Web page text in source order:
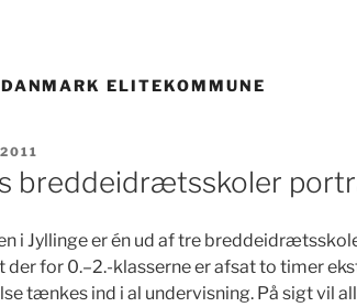
ELITEKOMMUNE
breddeidrætsskoler
i Jyllinge er én ud af tre
der for 0.–2.-klasserne er afsat to timer
tænkes ind i al under­vis­ning. På sigt vil